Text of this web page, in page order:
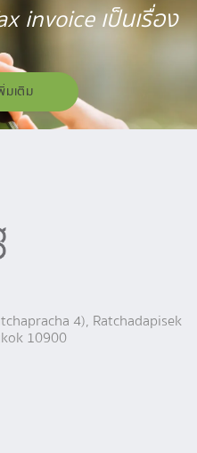
invoice เป็นเรื่อง
มเติม
4), Ratchadapisek
10900